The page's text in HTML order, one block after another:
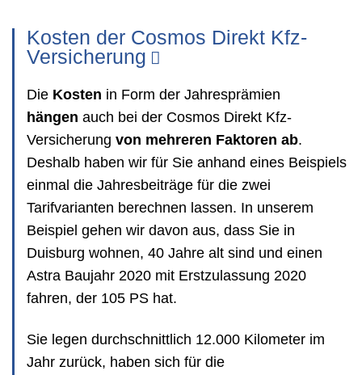
Kosten der Cosmos Direkt Kfz-
Versicherung
Die Kosten in Form der Jahresprämien
hängen auch bei der Cosmos Direkt Kfz-
Versicherung von mehreren Faktoren ab.
Deshalb haben wir für Sie anhand eines Beispiels
einmal die Jahresbeiträge für die zwei
Tarifvarianten berechnen lassen. In unserem
Beispiel gehen wir davon aus, dass Sie in
Duisburg wohnen, 40 Jahre alt sind und einen
Astra Baujahr 2020 mit Erstzulassung 2020
fahren, der 105 PS hat.
Sie legen durchschnittlich 12.000 Kilometer im
Jahr zurück, haben sich für die